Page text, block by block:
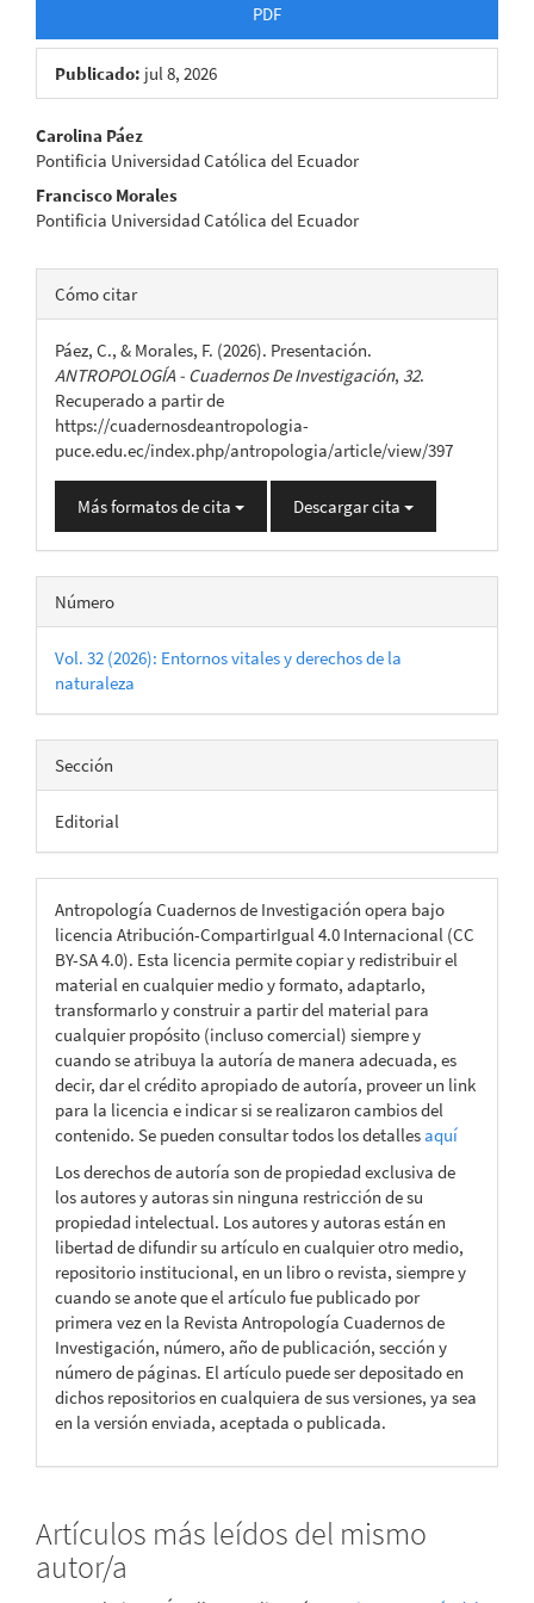
PDF
Publicado: jul 8, 2026
Contenido
principal
del
artículo
Carolina Páez
Pontificia Universidad Católica del Ecuador
Francisco Morales
Pontificia Universidad Católica del Ecuador
Detalles
del
artículo
Cómo citar
Páez, C., & Morales, F. (2026). Presentación.
ANTROPOLOGÍA - Cuadernos De Investigación, 32.
Recuperado a partir de
https://cuadernosdeantropologia-
puce.edu.ec/index.php/antropologia/article/view/397
Más formatos de cita Descargar cita
Número
Vol. 32 (2026): Entornos vitales y derechos de la
naturaleza
Sección
Editorial
Antropología Cuadernos de Investigación opera bajo
licencia Atribución-CompartirIgual 4.0 Internacional (CC
BY-SA 4.0). Esta licencia permite copiar y redistribuir el
material en cualquier medio y formato, adaptarlo,
transformarlo y construir a partir del material para
cualquier propósito (incluso comercial) siempre y
cuando se atribuya la autoría de manera adecuada, es
decir, dar el crédito apropiado de autoría, proveer un link
para la licencia e indicar si se realizaron cambios del
contenido. Se pueden consultar todos los detallesaquí
Los derechos de autoría son de propiedad exclusiva de
los autores y autoras sin ninguna restricción de su
propiedad intelectual. Los autores y autoras están en
libertad de difundir su artículo en cualquier otro medio,
repositorio institucional, en un libro o revista, siempre y
cuando se anote que el artículo fue publicado por
primera vez en la Revista Antropología Cuadernos de
Investigación, número, año de publicación, sección y
número de páginas. El artículo puede ser depositado en
dichos repositorios en cualquiera de sus versiones, ya sea
en la versión enviada, aceptada o publicada.
Artículos más leídos del mismo
autor/a